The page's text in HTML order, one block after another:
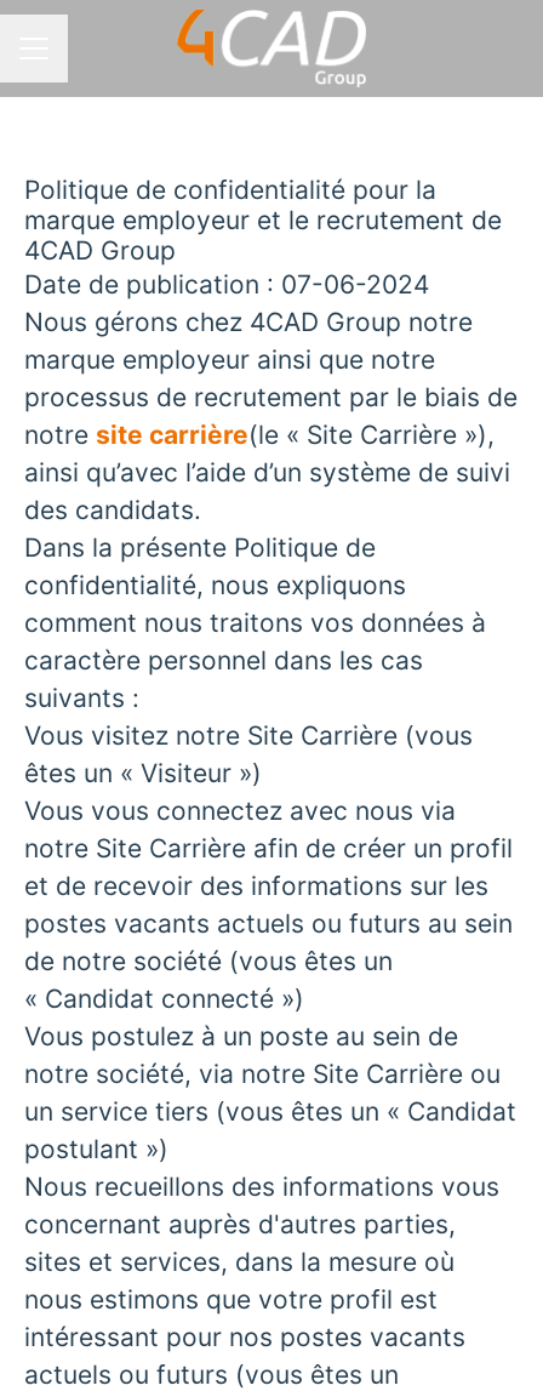
Politique de confidentialité pour la
marque employeur et le recrutement de
4CAD Group
Date de publication : 07-06-2024
Nous gérons chez 4CAD Group notre
marque employeur ainsi que notre
processus de recrutement par le biais de
notre site carrière(le « Site Carrière »),
ainsi qu’avec l’aide d’un système de suivi
des candidats.
Dans la présente Politique de
confidentialité, nous expliquons
comment nous traitons vos données à
caractère personnel dans les cas
suivants :
Vous visitez notre Site Carrière (vous
êtes un « Visiteur »)
Vous vous connectez avec nous via
notre Site Carrière afin de créer un profil
et de recevoir des informations sur les
postes vacants actuels ou futurs au sein
de notre société (vous êtes un
« Candidat connecté »)
Vous postulez à un poste au sein de
notre société, via notre Site Carrière ou
un service tiers (vous êtes un « Candidat
postulant »)
Nous recueillons des informations vous
concernant auprès d'autres parties,
sites et services, dans la mesure où
nous estimons que votre profil est
intéressant pour nos postes vacants
actuels ou futurs (vous êtes un